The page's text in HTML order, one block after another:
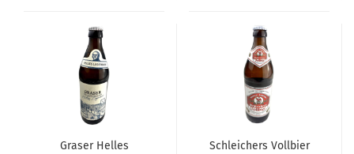
Graser Helles
Schleichers Vollbier